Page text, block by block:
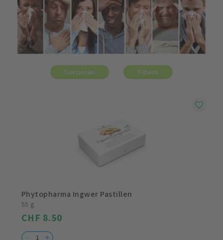
Sortieren Filtern
Phytopharma Ingwer Pastillen
55 g
CHF 8.50